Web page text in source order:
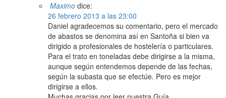
Maximo dice:
26 febrero 2013 a las 23:00
Daniel agradecemos su comentario, pero el mercado
de abastos se denomina así en Santoña si bien va
dirigido a profesionales de hostelería o particulares.
Para el trato en toneladas debe dirigirse a la misma,
aunque según entendemos depende de las fechas,
según la subasta que se efectúe. Pero es mejor
dirigirse a ellos.